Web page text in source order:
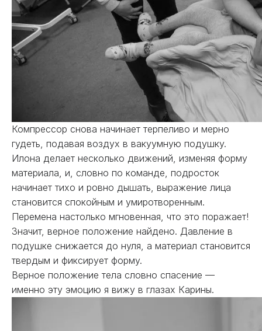
Компрессор снова начинает терпеливо и мерно
гудеть, подавая воздух в вакуумную подушку.
Илона делает несколько движений, изменяя форму
материала, и, словно по команде, подросток
начинает тихо и ровно дышать, выражение лица
становится спокойным и умиротворенным.
Перемена настолько мгновенная, что это поражает!
Значит, верное положение найдено. Давление в
подушке снижается до нуля, а материал становится
твердым и фиксирует форму.
Верное положение тела словно спасение —
именно эту эмоцию я вижу в глазах Карины.